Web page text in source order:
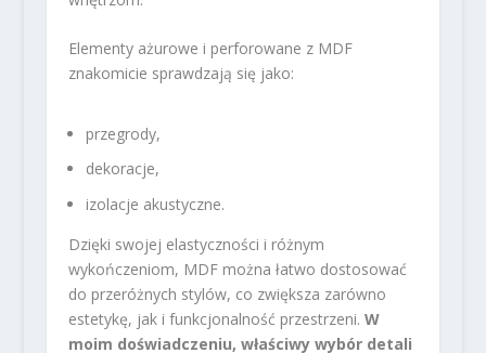
Elementy ażurowe i perforowane z MDF
znakomicie sprawdzają się jako:
przegrody,
dekoracje,
izolacje akustyczne.
Dzięki swojej elastyczności i różnym
wykończeniom, MDF można łatwo dostosować
do przeróżnych stylów, co zwiększa zarówno
estetykę, jak i funkcjonalność przestrzeni. W
moim doświadczeniu, właściwy wybór detali